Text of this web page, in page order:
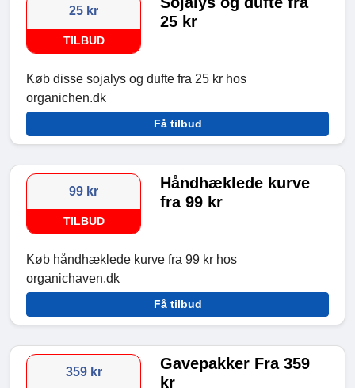
25 kr
TILBUD
25 kr
Køb disse sojalys og dufte fra 25 kr hos
organichen.dk
Få tilbud
99 kr
TILBUD
Håndhæklede kurve
fra 99 kr
Køb håndhæklede kurve fra 99 kr hos
organichaven.dk
Få tilbud
359 kr
Gavepakker Fra 359
kr